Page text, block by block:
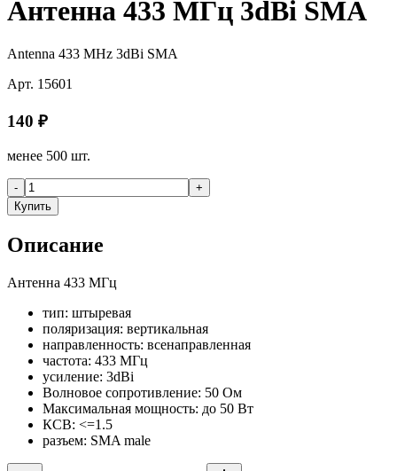
Антенна 433 МГц 3dBi SMA
Antenna 433 MHz 3dBi SMA
Арт. 15601
140 ₽
менее 500 шт.
-
+
Купить
Описание
Антенна 433 МГц
тип: штыревая
поляризация: вертикальная
направленность: всенаправленная
частота: 433 МГц
усиление: 3dBi
Волновое сопротивление: 50 Ом
Максимальная мощность: до 50 Вт
КСВ: <=1.5
разъем: SMA male